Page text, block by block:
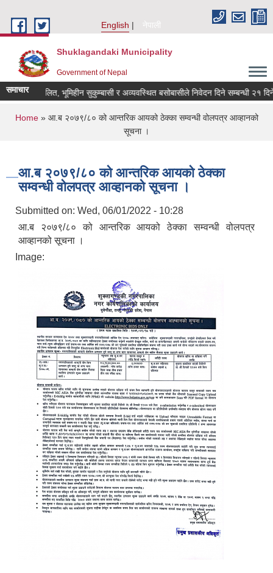
English
नेपाली
Shuklagandaki Municipality
Government of Nepal
समाचार
भूमिहीन दलित, भूमिहीन सुकुम्बासी र अव्यवस्थित बसोबासीले निवेदन दिने सम्बन्धी २१ दिने
You are here
Home» आ.ब २०७९/८० को आन्तरिक आयको ठेक्का सम्वन्धी वोलपत्र आव्हानको
सूचना ।
आ.ब २०७९/८० को आन्तरिक आयको ठेक्का
सम्वन्धी वोलपत्र आव्हानको सूचना ।
Submitted on: Wed, 06/01/2022 - 10:28
आ.ब २०७९/८० को आन्तरिक आयको ठेक्का सम्वन्धी वोलपत्र
आव्हानको सूचना ।
Image: